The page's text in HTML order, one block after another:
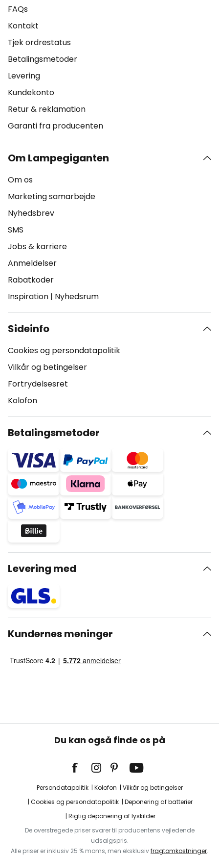
FAQs
Kontakt
Tjek ordrestatus
Betalingsmetoder
Levering
Kundekonto
Retur & reklamation
Garanti fra producenten
Om Lampegiganten
Om os
Marketing samarbejde
Nyhedsbrev
SMS
Jobs & karriere
Anmeldelser
Rabatkoder
Inspiration | Nyhedsrum
Sideinfo
Cookies og persondatapolitik
Vilkår og betingelser
Fortrydelsesret
Kolofon
Betalingsmetoder
Levering med
Kundernes meninger
Du kan også finde os på
Persondatapolitik Kolofon
Vilkår og betingelser
Cookies og persondatapolitik
Deponering af batterier
Rigtig deponering af lyskilder
De overstregede priser svarer til producentens vejledende
udsalgspris.
Alle priser er inklusiv 25 % moms, men eksklusivfragtomkostninger.